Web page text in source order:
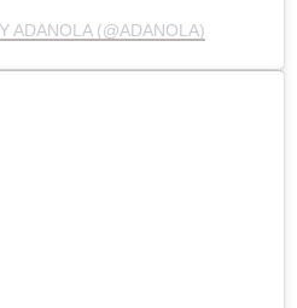
ADANOLA (@ADANOLA)